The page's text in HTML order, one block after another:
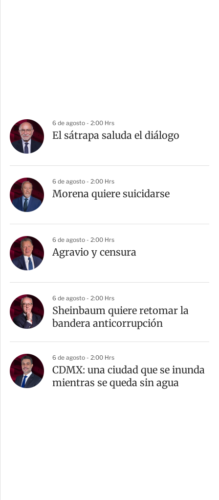
6 de agosto - 2:00 Hrs
El sátrapa saluda el diálogo
6 de agosto - 2:00 Hrs
Morena quiere suicidarse
6 de agosto - 2:00 Hrs
Agravio y censura
6 de agosto - 2:00 Hrs
Sheinbaum quiere retomar la
bandera anticorrupción
6 de agosto - 2:00 Hrs
CDMX: una ciudad que se inunda
mientras se queda sin agua